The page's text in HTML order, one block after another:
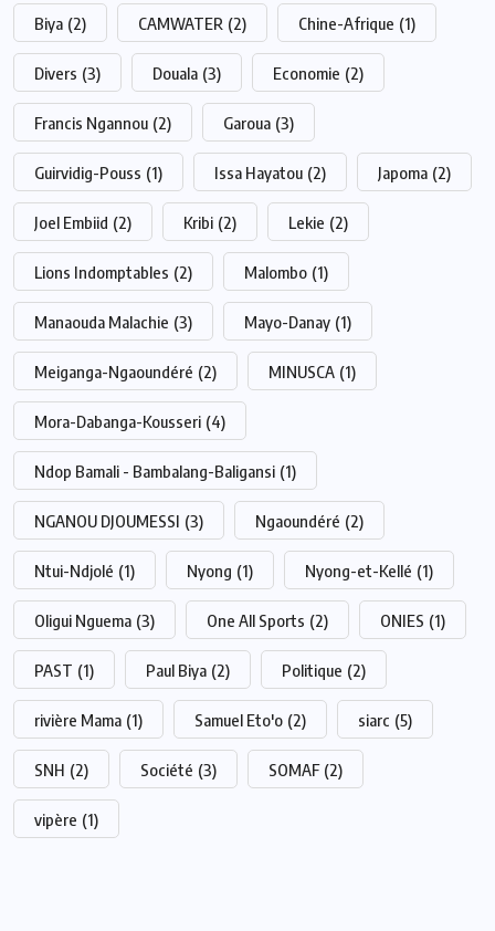
Biya (2) CAMWATER (2) Chine-Afrique (1)
Divers (3) Douala (3) Economie (2)
Francis Ngannou (2) Garoua (3)
Guirvidig-Pouss (1) Issa Hayatou (2) Japoma (2)
Joel Embiid (2) Kribi (2) Lekie (2)
Lions Indomptables (2) Malombo (1)
Manaouda Malachie (3) Mayo-Danay (1)
Meiganga-Ngaoundéré (2) MINUSCA (1)
Mora-Dabanga-Kousseri (4)
Ndop Bamali - Bambalang-Baligansi (1)
NGANOU DJOUMESSI (3) Ngaoundéré (2)
Ntui-Ndjolé (1) Nyong (1) Nyong-et-Kellé (1)
Oligui Nguema (3) One All Sports (2) ONIES (1)
PAST (1) Paul Biya (2) Politique (2)
rivière Mama (1) Samuel Eto'o (2) siarc (5)
SNH (2) Société (3) SOMAF (2)
vipère (1)